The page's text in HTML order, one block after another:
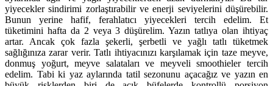
yiyecekler sindirimi zorlaştırabilir ve enerji seviyelerini düşürebilir.
Bunun yerine hafif, ferahlatıcı yiyecekleri tercih edelim. Et
tüketimini hafta da 2 veya 3 düşürelim. Yazın tatlıya olan ihtiyaç
artar. Ancak çok fazla şekerli, şerbetli ve yağlı tatlı tüketmek
sağlığınıza zarar verir. Tatlı ihtiyacınızı karşılamak için taze meyve,
donmuş yoğurt, meyve salataları ve meyveli smoothieler tercih
edelim. Tabi ki yaz aylarında tatil sezonunu açacağız ve yazın en